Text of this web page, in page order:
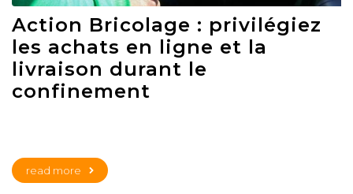
Action Bricolage : privilégiez
les achats en ligne et la
livraison durant le
confinement
read more